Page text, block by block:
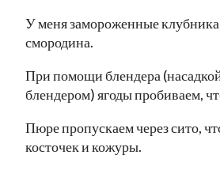
У меня замороженные
смородина.
При помощи блендера
блендером) ягоды пробиваем,
Пюре пропускаем через сито,
косточек и кожуры.